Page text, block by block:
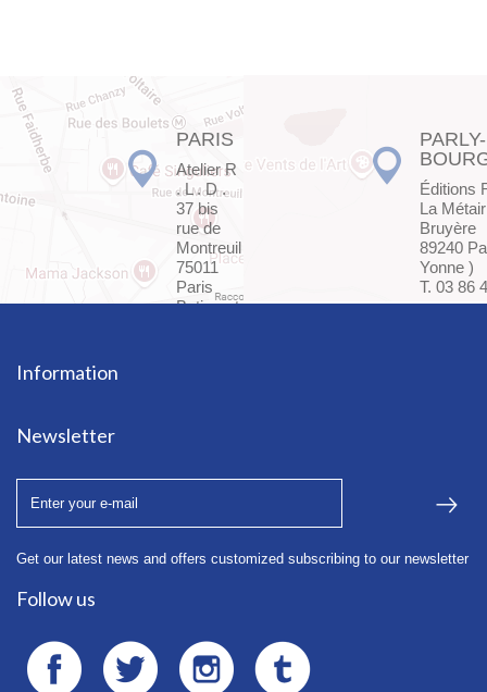
PARIS
Atelier R
. L . D .
37 bis
rue de
Montreuil
75011
Paris
Batiment
PARLY-
Éditions
La
Bruyère
89240
Yonne )
T. 03 86
Information
Newsletter
Get our latest news and offers customized subscribing to our newsletter
Follow us